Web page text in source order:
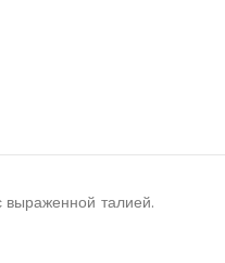
талией.